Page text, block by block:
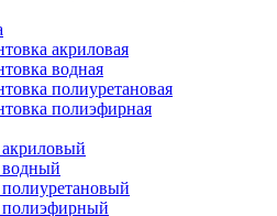
акриловая
водная
полиуретановая
полиэфирная